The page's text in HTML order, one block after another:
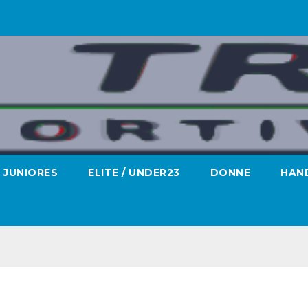
JUNIORES ELITE / UNDER23 DONNE